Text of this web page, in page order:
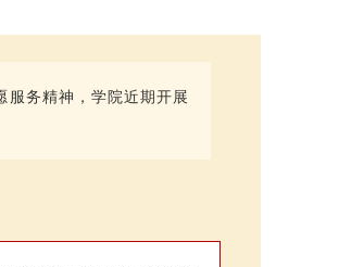
服务精神，学院近期开展